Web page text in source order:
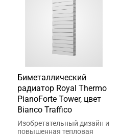
Биметаллический
радиатор Royal Thermo
PianoForte Tower, цвет
Bianco Traffico
Изобретательный дизайн и
повышенная тепловая